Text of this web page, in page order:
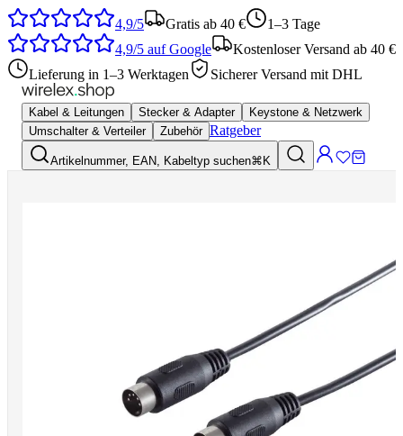
4,9/5 Gratis ab 40 €
1–3 Tage
4,9/5 auf Google
Kostenloser Versand ab 40 €
Lieferung in 1–3 Werktagen
Sicherer Versand mit DHL
Kabel & Leitungen Stecker & Adapter
Keystone & Netzwerk
Umschalter & Verteiler
Zubehör Ratgeber
Artikelnummer, EAN, Kabeltyp suchen⌘K